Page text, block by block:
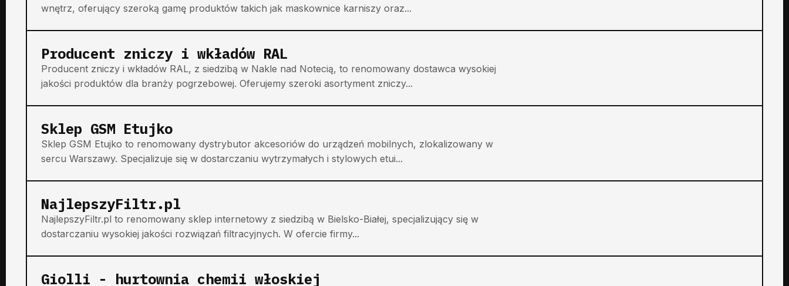
wnętrz, oferujący szeroką gamę produktów takich jak maskownice karniszy oraz...
Producent zniczy i wkładów RAL
Producent zniczy i wkładów RAL, z siedzibą w Nakle nad Notecią, to renomowany dostawca wysokiej
jakości produktów dla branży pogrzebowej. Oferujemy szeroki asortyment zniczy...
Sklep GSM Etujko
Sklep GSM Etujko to renomowany dystrybutor akcesoriów do urządzeń mobilnych, zlokalizowany w
sercu Warszawy. Specjalizuje się w dostarczaniu wytrzymałych i stylowych etui...
NajlepszyFiltr.pl
NajlepszyFiltr.pl to renomowany sklep internetowy z siedzibą w Bielsko-Białej, specjalizujący się w
dostarczaniu wysokiej jakości rozwiązań filtracyjnych. W ofercie firmy...
Giolli - hurtownia chemii włoskiej